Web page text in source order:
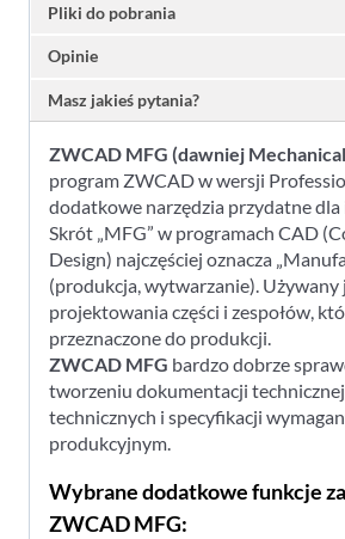
pakietem
Pliki do pobrania
Opinie
Masz jakieś pytania?
ZWCAD MFG (dawniej
program ZWCAD w wersji
dodatkowe narzędzia przydatne
Skrót „MFG” w programach CAD
Design) najczęściej oznacza
(produkcja, wytwarzanie).
projektowania części i zespołów,
przeznaczone do produkcji.
ZWCAD MFG bardzo dobrze
tworzeniu dokumentacji
technicznych i specyfikacji
produkcyjnym.
Wybrane dodatkowe funkcje
ZWCAD MFG: